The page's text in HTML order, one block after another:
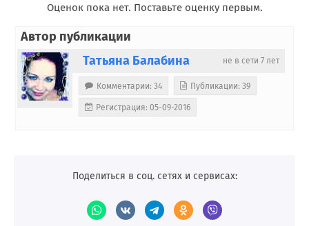
Оценок пока нет. Поставьте оценку первым.
Автор публикации
не в сети 7 лет
Татьяна Балабина
Комментарии: 34 Публикации: 39
Регистрация: 05-09-2016
Поделиться в соц. сетях и сервисах: